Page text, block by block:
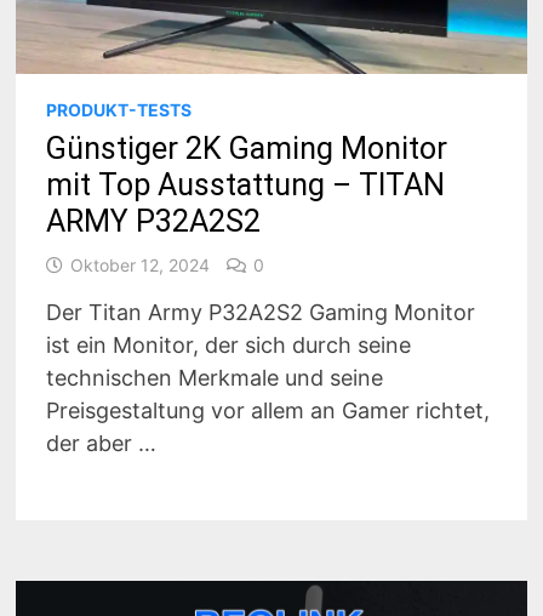
PRODUKT-TESTS
Günstiger 2K Gaming Monitor
mit Top Ausstattung – TITAN
ARMY P32A2S2
Oktober 12, 2024 0
Der Titan Army P32A2S2 Gaming Monitor
ist ein Monitor, der sich durch seine
technischen Merkmale und seine
Preisgestaltung vor allem an Gamer richtet,
der aber …